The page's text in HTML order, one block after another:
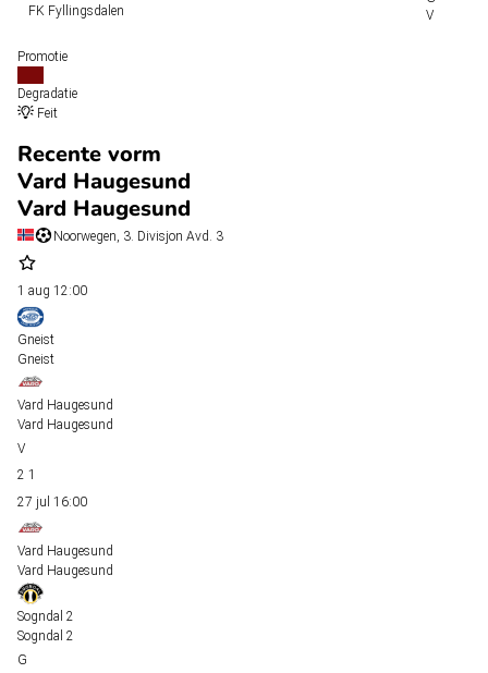
FK Fyllingsdalen
Promotie
Degradatie
Feit
Recente vorm
Vard Haugesund
Vard Haugesund
Noorwegen, 3. Divisjon Avd. 3
1 aug 12:00
Gneist
Gneist
Vard Haugesund
Vard Haugesund
2 1
27 jul 16:00
Vard Haugesund
Vard Haugesund
Sogndal 2
Sogndal 2